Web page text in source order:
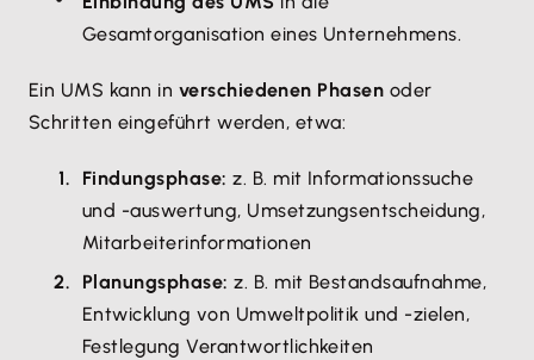
Gesamtorganisation eines Unternehmens.
Ein UMS kann in verschiedenen Phasen oder
Schritten eingeführt werden, etwa:
Findungsphase: z. B. mit Informationssuche
und -auswertung, Umsetzungsentscheidung,
Mitarbeiterinformationen
Planungsphase:z. B. mit Bestandsaufnahme,
Entwicklung von Umweltpolitik und -zielen,
Festlegung Verantwortlichkeiten